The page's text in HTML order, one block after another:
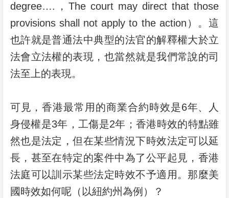
degree….，The court may direct that those
provisions shall not apply to the action）。這
也許就是普通法中典型的法官的解釋權大於立
法會立法權的表現，也當然就是我們常說的司
法至上的表現。
可見，香港最常用的商業合約時效是6年、人
身侵權是3年，工傷是2年；香港時效的特點雖
然也是法定，但在某些情況下時效法定可以延
長，甚至在特定的案件中為了公平起見，香港
法庭可以訓示某些法定時效不予適用。那麼美
國時效如何呢（以紐約州為例）？